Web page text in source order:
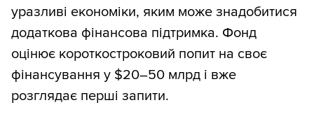
уразливі економіки, яким може знадобитися
додаткова фінансова підтримка. Фонд
оцінює короткостроковий попит на своє
фінансування у $20–50 млрд і вже
розглядає перші запити.